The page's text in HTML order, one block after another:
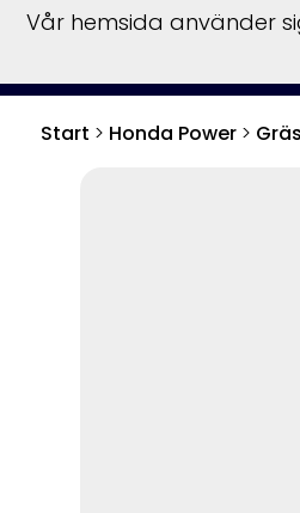
Start > Honda Power>
Vår hemsida använder